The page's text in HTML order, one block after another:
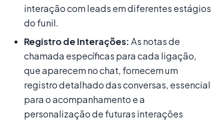
interação com leads em diferentes estágios
do funil.
Registro de Interações: As notas de
chamada específicas para cada ligação,
que aparecem no chat, fornecem um
registro detalhado das conversas, essencial
para o acompanhamento e a
personalização de futuras interações